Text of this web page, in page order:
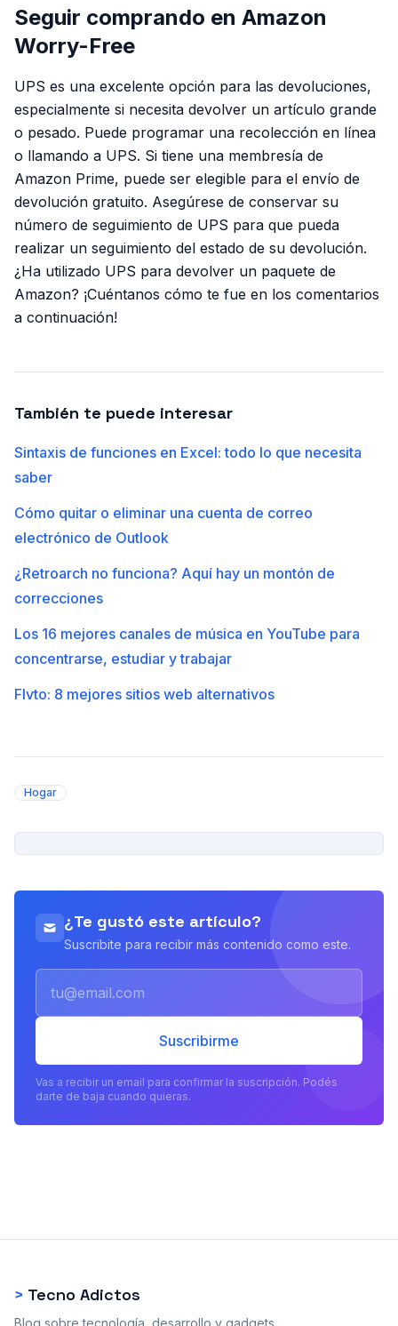
Seguir comprando en Amazon
Worry-Free
UPS es una excelente opción para las devoluciones,
especialmente si necesita devolver un artículo grande
o pesado. Puede programar una recolección en línea
o llamando a UPS. Si tiene una membresía de
Amazon Prime, puede ser elegible para el envío de
devolución gratuito. Asegúrese de conservar su
número de seguimiento de UPS para que pueda
realizar un seguimiento del estado de su devolución.
¿Ha utilizado UPS para devolver un paquete de
Amazon? ¡Cuéntanos cómo te fue en los comentarios
a continuación!
También te puede interesar
Sintaxis de funciones en Excel: todo lo que necesita
saber
Cómo quitar o eliminar una cuenta de correo
electrónico de Outlook
¿Retroarch no funciona? Aquí hay un montón de
correcciones
Los 16 mejores canales de música en YouTube para
concentrarse, estudiar y trabajar
Flvto: 8 mejores sitios web alternativos
Hogar
¿Te gustó este artículo?
Suscribite para recibir más contenido como este.
Suscribirme
Vas a recibir un email para confirmar la suscripción. Podés
darte de baja cuando quieras.
> Tecno Adictos
Blog sobre tecnología, desarrollo y gadgets.